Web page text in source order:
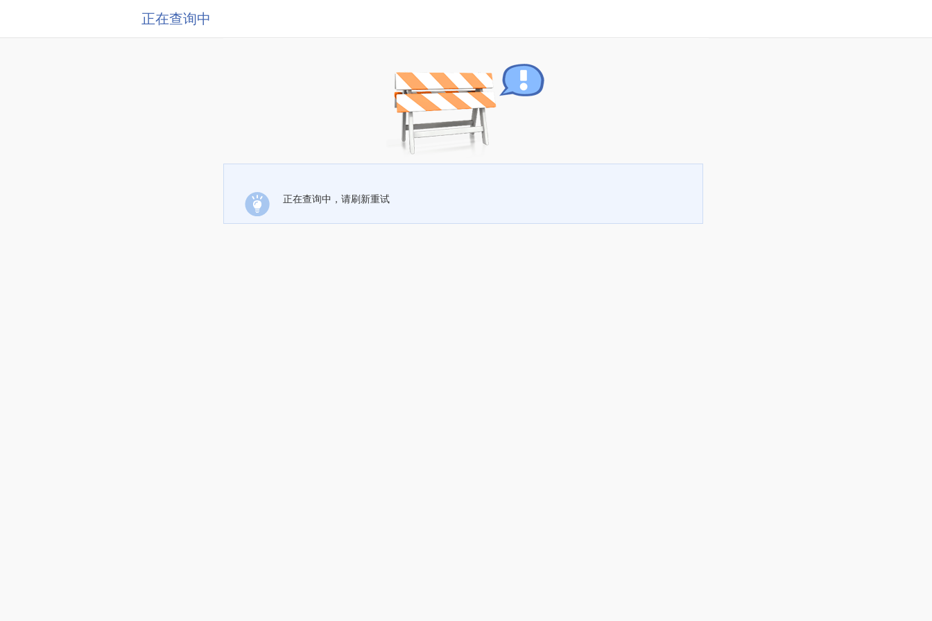
正在查询中
正在查询中，请刷新重试